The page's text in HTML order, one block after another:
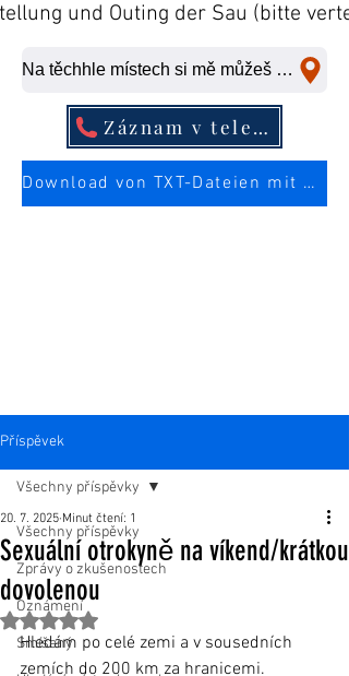
und Outing der Sau (bitte
Na těchhle místech si mě můžeš ošukat na rychlo.
Záznam v telefonním seznamu
Download von TXT-Dateien mit mehr Infos über die Sau
Příspěvek
Všechny příspěvky
Zprávy o zkušenostech
Oznámení
Smíšený
Všechny příspěvky
Sexuální otrokyně na víkend/krátkou
dovolenou
20. 7. 2025 Minut čtení: 1
Hodnoceno NaN z 5 hvězdiček.
Hledám po celé zemi a v sousedních
zemích do 200 km za hranicemi.